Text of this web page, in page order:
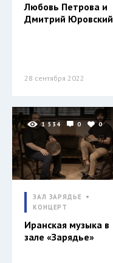
Любовь Петрова и
Дмитрий Юровский
28 сентября 2022
1 534 0 0
ЗАЛ ЗАРЯДЬЕ
КОНЦЕРТ
Иранская музыка в
зале «Зарядье»